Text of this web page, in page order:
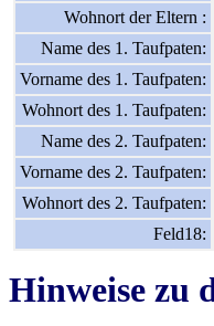
Wohnort der Eltern :
Name des 1. Taufpaten:
Vorname des 1. Taufpaten:
Wohnort des 1. Taufpaten:
Name des 2. Taufpaten:
Vorname des 2. Taufpaten:
Wohnort des 2. Taufpaten:
Feld18:
Hinweise zu